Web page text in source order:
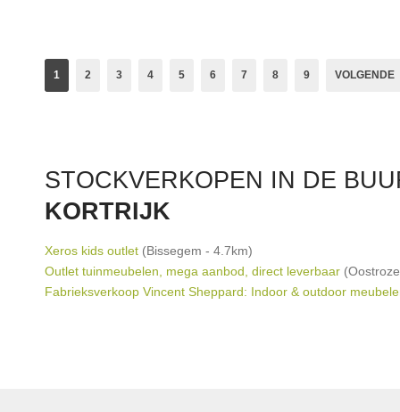
1 2 3 4 5 6 7 8 9 VOLGENDE
STOCKVERKOPEN IN DE
KORTRIJK
Xeros kids outlet (Bissegem - 4.7km)
Outlet tuinmeubelen, mega aanbod, direct leverbaar
Fabrieksverkoop Vincent Sheppard: Indoor & outdoor